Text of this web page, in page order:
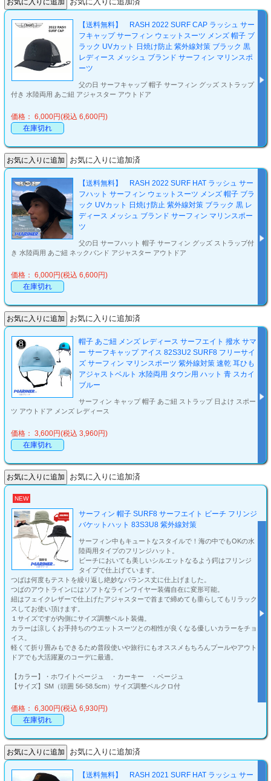
【送料無料】 RASH 2022 SURF CAP ラッシュ サー
フキャップ サーフィン ウェットスーツ メンズ 帽子 ブ
ラック UVカット 日焼け防止 紫外線対策 ブラック 黒
レディース メッシュ ブランド サーフィン マリンスポ
ーツ
父の日 サーフキャップ 帽子 サーフィン グッズ ストラップ
付き 水陸両用 あご紐 アジャスター アウトドア
価格： 6,000円(税込 6,600円)
在庫切れ
お気に入りに追加済
【送料無料】 RASH 2022 SURF HAT ラッシュ サー
フハット サーフィン ウェットスーツ メンズ 帽子 ブラ
ック UVカット 日焼け防止 紫外線対策 ブラック 黒 レ
ディース メッシュ ブランド サーフィン マリンスポー
ツ
父の日 サーフハット 帽子 サーフィン グッズ ストラップ付
き 水陸両用 あご紐 ネックバンド アジャスター アウトドア
価格： 6,000円(税込 6,600円)
在庫切れ
お気に入りに追加済
帽子 あご紐 メンズ レディース サーフエイト 撥水 サマ
ー サーフキャップ アイス 82S3U2 SURF8 フリーサイ
ズ サーフィン マリンスポーツ 紫外線対策 速乾 耳ひも
アジャストベルト 水陸両用 タウン用 ハット 青 スカイ
ブルー
サーフィン キャップ 帽子 あご紐 ストラップ 日よけ スポー
ツ アウトドア メンズ レディース
価格： 3,600円(税込 3,960円)
在庫切れ
お気に入りに追加済
NEW
サーフィン 帽子 SURF8 サーフエイト ビーチ フリンジ
バケットハット 83S3U8 紫外線対策
サーフィン中もキュートなスタイルで！海の中でもOKの水
陸両用タイプのフリンジハット。
ビーチにおいても美しいシルエットなるよう鍔はフリンジ
タイプで仕上げています。
つばは何度もテストを繰り返し絶妙なバランス丈に仕上げました。
つばのアウトラインにはソフトなラインワイヤー装備自在に変形可能。
紐はフェイクレザーで仕上げたアジャスターで首まで締めても垂らしてもリラック
スしてお使い頂けます。
１サイズですが内側にサイズ調整ベルト装備。
カラーは涼しくお手持ちのウエットスーツとの相性が良くなる優しいカラーをチョ
イス。
軽くて折り畳みもできるため普段使いや旅行にもオススメもちろんプールやアウト
ドアでも大活躍夏のコーデに最適。
【カラー】・ホワイトベージュ ・カーキー ・ベージュ
【サイズ】SM（頭囲 56-58.5cm）サイズ調整ベルクロ付
価格： 6,300円(税込 6,930円)
在庫切れ
お気に入りに追加済
【送料無料】 RASH 2021 SURF HAT ラッシュ サー